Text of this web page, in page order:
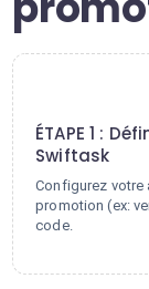
ÉTAPE 1 :
Swiftask
Configurez votre
promotion (ex:
code.